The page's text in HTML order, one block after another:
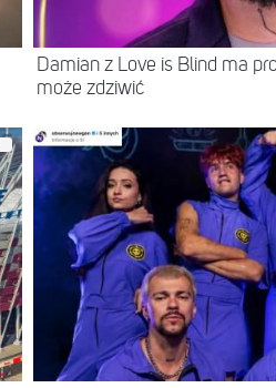
Damian z Love is Blind ma
może zdziwić